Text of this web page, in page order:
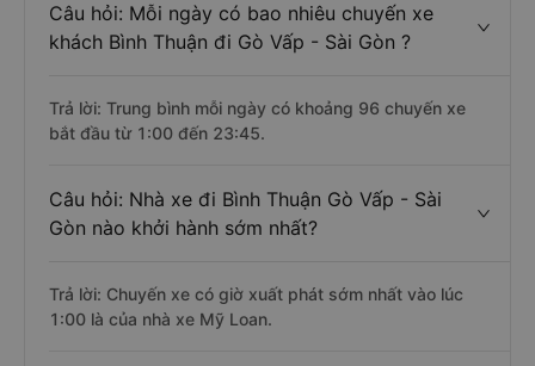
Câu hỏi: Mỗi ngày có bao nhiêu chuyến xe
khách Bình Thuận đi Gò Vấp - Sài Gòn ?
Trả lời: Trung bình mỗi ngày có khoảng 96 chuyến xe
bắt đầu từ 1:00 đến 23:45.
Câu hỏi: Nhà xe đi Bình Thuận Gò Vấp - Sài
Gòn nào khởi hành sớm nhất?
Trả lời: Chuyến xe có giờ xuất phát sớm nhất vào lúc
1:00 là của nhà xe Mỹ Loan.